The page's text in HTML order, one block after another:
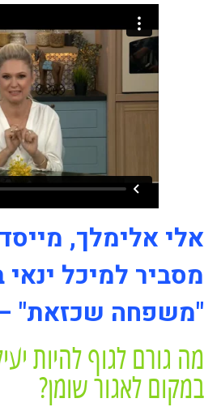
אלי אלימלך,
מסביר למיכל ינאי
"משפחה שכזאת"
מה גורם לגוף להיות
במקום לאגור שומן?